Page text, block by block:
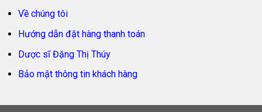
Về chúng tôi
Hướng dẫn đặt hàng thanh toán
Dược sĩ Đặng Thị Thúy
Bảo mật thông tin khách hàng